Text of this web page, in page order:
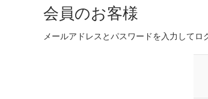
会員のお客様
メールアドレスとパスワードを入力してロ